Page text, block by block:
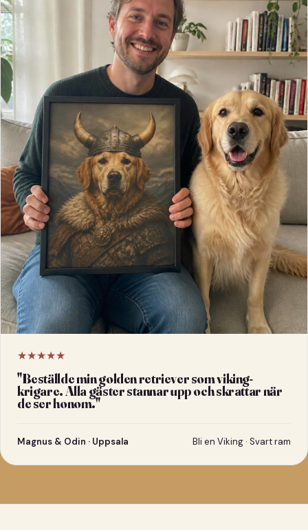
★★★★★
"Beställde min golden retriever som viking-
krigare. Alla gäster stannar upp och skrattar när
de ser honom."
Magnus & Odin · Uppsala Bli en Viking · Svart ram